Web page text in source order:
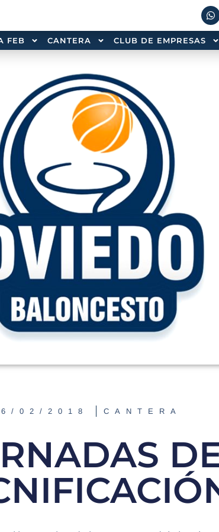
FEB CANTERA CLUB DE EMPRESAS
02/2018 CANTERA